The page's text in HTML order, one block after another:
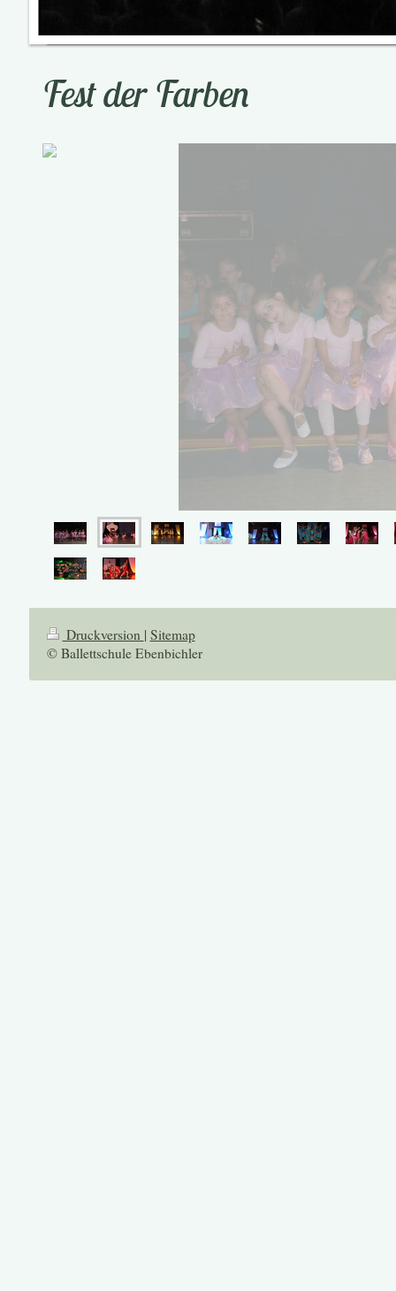
Fest der Farben
Druckversion | Sitemap
© Ballettschule Ebenbichler